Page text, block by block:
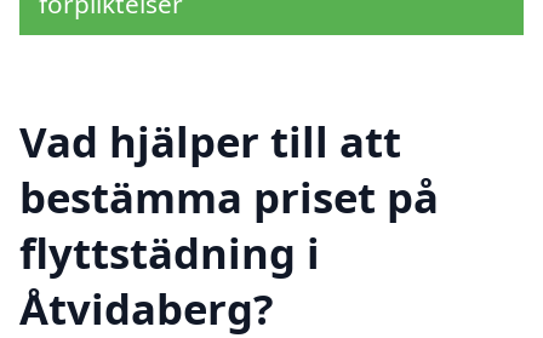
Vad hjälper till att
bestämma priset på
flyttstädning i
Åtvidaberg?